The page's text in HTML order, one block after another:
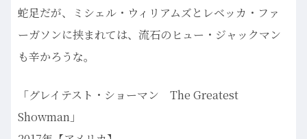
蛇足だが、ミシェル・ウィリアムズとレベッカ・ファ
ーガソンに挟まれては、流石のヒュー・ジャックマン
も辛かろうな。
「グレイテスト・ショーマン The Greatest
Showman」